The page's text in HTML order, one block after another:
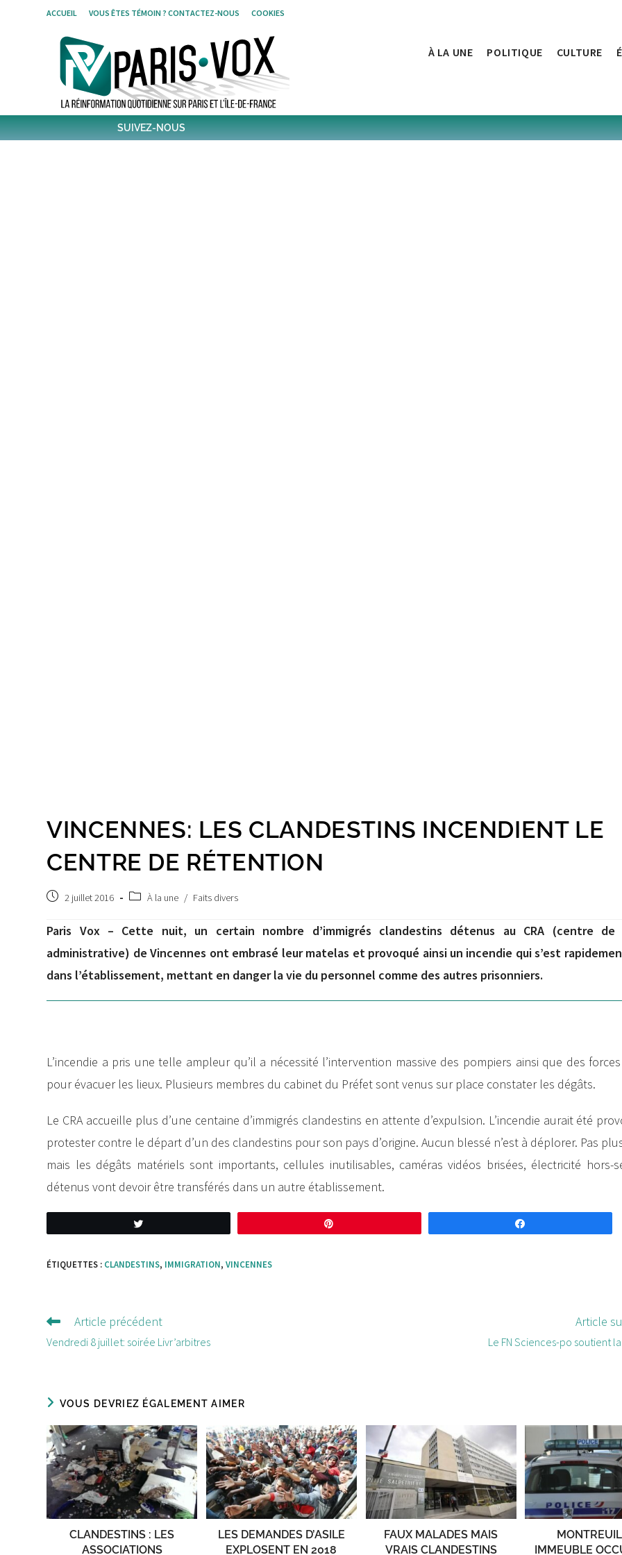
ACCUEIL VOUS ÊTES TÉMOIN ? CONTACTEZ-NOUS COOKIES
À LA UNE POLITIQUE CULTURE
SUIVEZ-NOUS
VINCENNES: LES CLANDESTINS INCENDIENT LE
CENTRE DE RÉTENTION
Post2 juillet 2016
PostÀ la une / Faits divers
Paris Vox – Cette nuit, un certain nombre d’immigrés clandestins détenus au CRA (centre de
administrative) de Vincennes ont embrasé leur matelas et provoqué ainsi un incendie qui s’est
dans l’établissement, mettant en danger la vie du personnel comme des autres prisonniers.
L’incendie a pris une telle ampleur qu’il a nécessité l’intervention massive des pompiers ainsi que des
pour évacuer les lieux. Plusieurs membres du cabinet du Préfet sont venus sur place constater les dégâts.
Le CRA accueille plus d’une centaine d’immigrés clandestins en attente d’expulsion. L’incendie aurait été
protester contre le départ d’un des clandestins pour son pays d’origine. Aucun blessé n’est à déplorer. Pas
mais les dégâts matériels sont importants, cellules inutilisables, caméras vidéos brisées, électricité hors-
détenus vont devoir être transférés dans un autre établissement.
ÉTIQUETTES : CLANDESTINS, IMMIGRATION, VINCENNES
Lire
d'autres
Article précédent
Vendredi 8 juillet: soirée Livr’arbitres
Article
Le FN Sciences-po soutient
VOUS DEVRIEZ ÉGALEMENT AIMER
CLANDESTINS : LES
ASSOCIATIONS
LES DEMANDES D’ASILE
EXPLOSENT EN 2018
FAUX MALADES MAIS
VRAIS CLANDESTINS
IMMEUBLE